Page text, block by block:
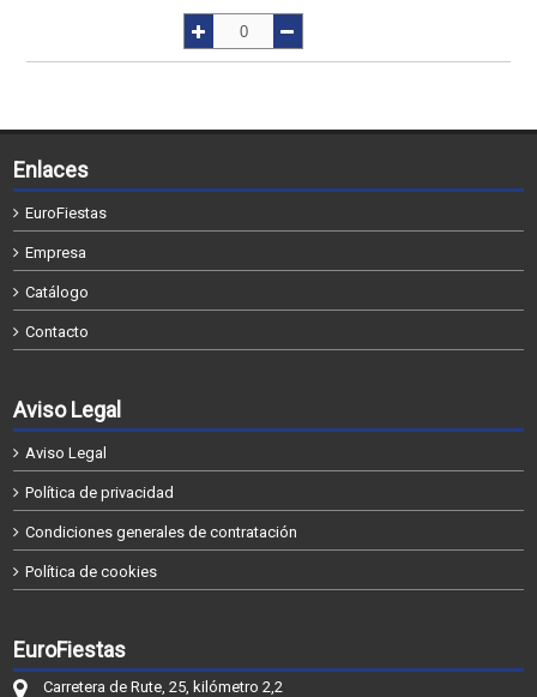
Enlaces
EuroFiestas
Empresa
Catálogo
Contacto
Aviso Legal
Aviso Legal
Política de privacidad
Condiciones generales de contratación
Política de cookies
EuroFiestas
Carretera de Rute, 25, kilómetro 2,2